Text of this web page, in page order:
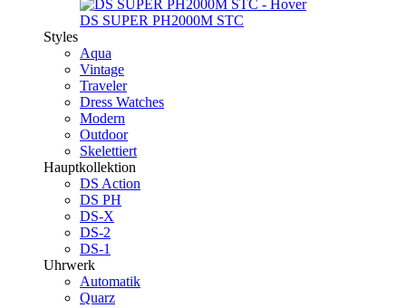
DS SUPER PH2000M STC
Styles
Aqua
Vintage
Traveler
Dress Watches
Modern
Outdoor
Skelettiert
Hauptkollektion
DS Action
DS PH
DS-X
DS-2
DS-1
Uhrwerk
Automatik
Quarz